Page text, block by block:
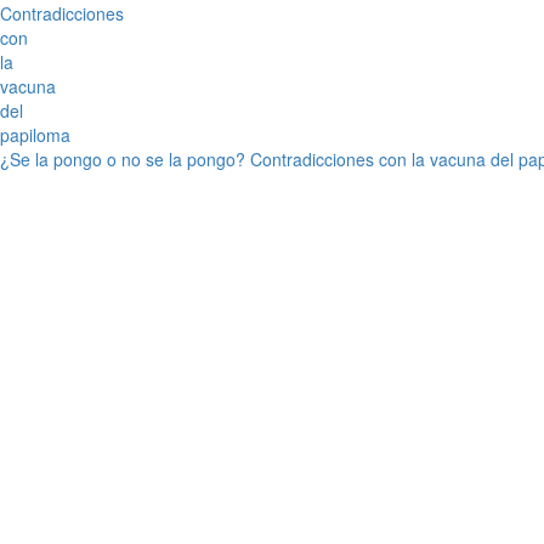
¿Se la pongo o no se la pongo? Contradicciones con la vacuna del